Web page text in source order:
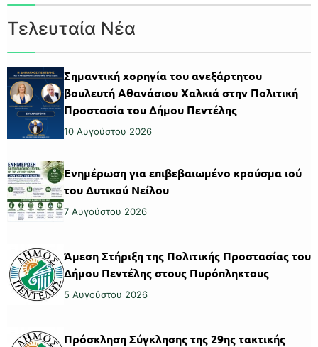
Τελευταία Νέα
Σημαντική χορηγία του ανεξάρτητου
βουλευτή Αθανάσιου Χαλκιά στην Πολιτική
Προστασία του Δήμου Πεντέλης
10 Αυγούστου 2026
Ενημέρωση για επιβεβαιωμένο κρούσμα ιού
του Δυτικού Νείλου
7 Αυγούστου 2026
Άμεση Στήριξη της Πολιτικής Προστασίας του
Δήμου Πεντέλης στους Πυρόπληκτους
5 Αυγούστου 2026
Πρόσκληση Σύγκλησης της 29ης τακτικής